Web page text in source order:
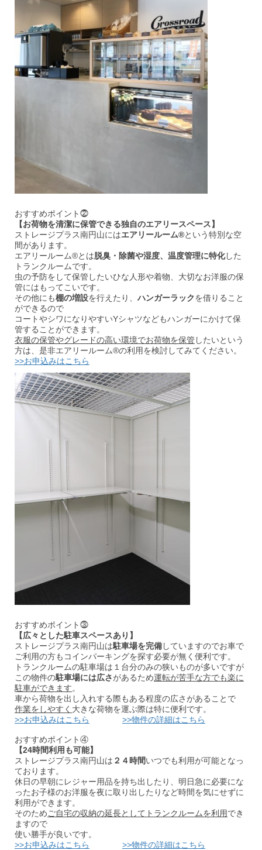
おすすめポイント⓶
【お荷物を清潔に保管できる独自のエアリースペース】
ストレージプラス南円山にはエアリールーム®という特別な空
間があります。
エアリールーム®とは脱臭・除菌や湿度、温度管理に特化した
トランクルームです。
虫の予防をして保管したいひな人形や着物、大切なお洋服の保
管にはもってこいです。
その他にも棚の増設を行えたり、 ハンガーラックを借りること
ができるので
コートやシワになりやすいYシャツなどもハンガーにかけて保
管することができます。
衣服の保管やグレードの高い環境でお荷物を保管 したいという
方は、是非エアリールーム®の利用を検討してみてください。
>>お申込みはこちら
おすすめポイント⓷
【広々とした駐車スペースあり】
ストレージプラス南円山は駐車場を完備していますのでお車で
ご利用の方もコインパーキングを探す必要が無く便利です。
トランクルームの駐車場は１台分のみの狭いものが多いですが
この物件の駐車場には広さがあるため運転が苦手な方でも楽に
駐車ができます。
車から荷物を出し入れする際もある程度の広さがあることで
作業をしやすく 大きな荷物を運ぶ際は特に便利です。
>>お申込みはこちら
>>物件の詳細はこちら
おすすめポイント④
【24時間利用も可能】
ストレージプラス南円山は ２４時間いつでも利用が可能となっ
ております。
休日の早朝にレジャー用品を持ち出したり、明日急に必要にな
ったお子様のお洋服を夜に取り出したりなど時間を気にせずに
利用ができます。
そのためご自宅の収納の延長としてトランクルームを利用でき
ますので
使い勝手が良いです。
>>お申込みはこちら
>>物件の詳細はこちら